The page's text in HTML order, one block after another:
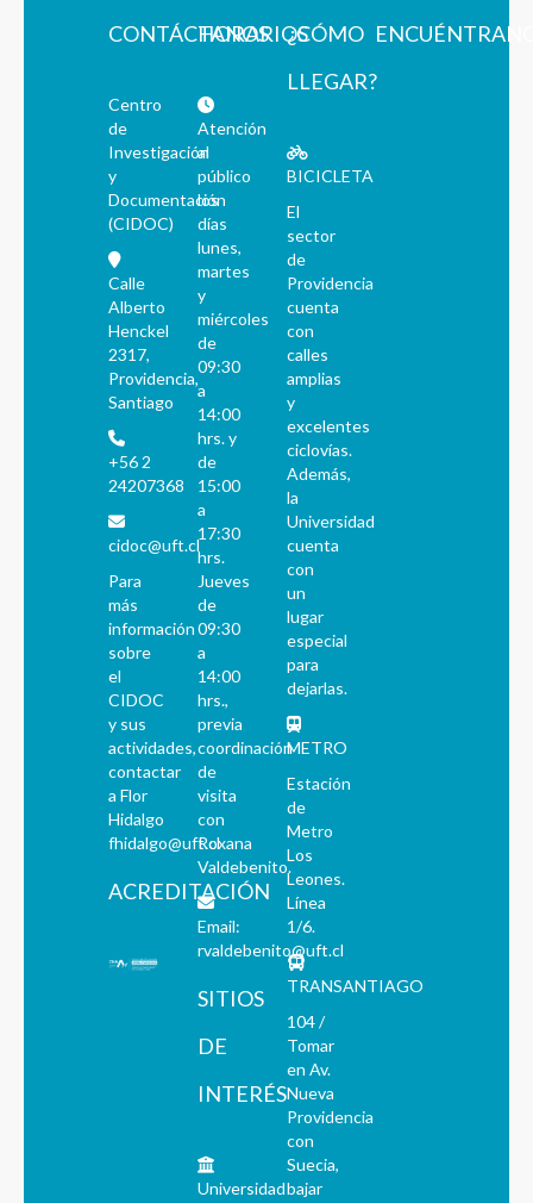
CONTÁCTANOS
Centro
de
Investigación
y
Documentación
(CIDOC)
Calle
Alberto
Henckel
2317,
Providencia,
Santiago
+56 2
24207368
cidoc@uft.cl
Para
más
información
sobre
el
CIDOC
y sus
actividades,
contactar
a Flor
Hidalgo
fhidalgo@uft.cl
ACREDITACIÓN
HORARIOS
Atención
al
público
los
días
lunes,
martes
y
miércoles
de
09:30
a
14:00
hrs. y
de
15:00
a
17:30
hrs.
Jueves
de
09:30
a
14:00
hrs.,
previa
coordinación
de
visita
con
Roxana
Valdebenito.
Email:
rvaldebenito@uft.cl
SITIOS
DE
INTERÉS
Universidad
¿CÓMO
LLEGAR?
BICICLETA
El
sector
de
Providencia
cuenta
con
calles
amplias
y
excelentes
ciclovías.
Además,
la
Universidad
cuenta
con
un
lugar
especial
para
dejarlas.
METRO
Estación
de
Metro
Los
Leones.
Línea
1/6.
TRANSANTIAGO
104 /
Tomar
en Av.
Nueva
Providencia
con
Suecia,
bajar